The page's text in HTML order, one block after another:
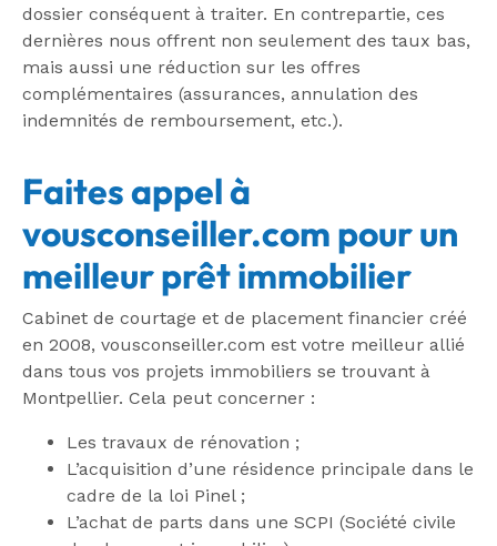
dossier conséquent à traiter. En contrepartie, ces
dernières nous offrent non seulement des taux bas,
mais aussi une réduction sur les offres
complémentaires (assurances, annulation des
indemnités de remboursement, etc.).
Faites appel à
vousconseiller.com pour un
meilleur prêt immobilier
Cabinet de courtage et de placement financier créé
en 2008, vousconseiller.com est votre meilleur allié
dans tous vos projets immobiliers se trouvant à
Montpellier. Cela peut concerner :
Les travaux de rénovation ;
L’acquisition d’une résidence principale dans le
cadre de la loi Pinel ;
L’achat de parts dans une SCPI (Société civile